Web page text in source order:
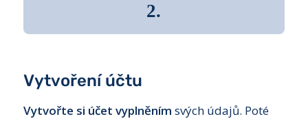
2.
Vytvoření účtu
Vytvořte si účet vyplněním svých údajů. Poté